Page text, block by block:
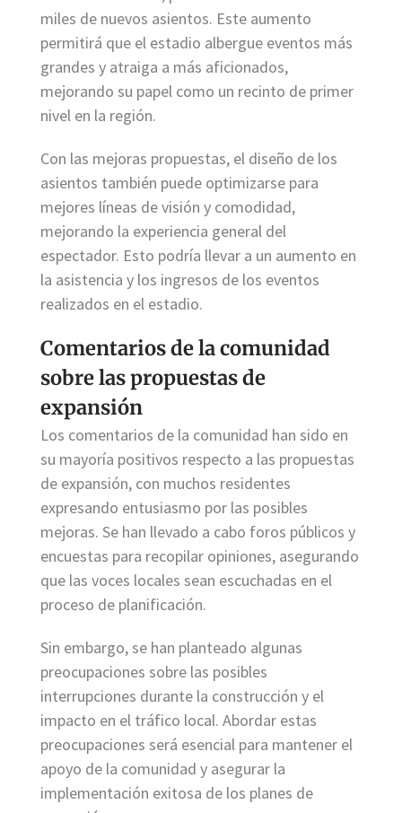
miles de nuevos asientos. Este aumento
permitirá que el estadio albergue eventos más
grandes y atraiga a más aficionados,
mejorando su papel como un recinto de primer
nivel en la región.
Con las mejoras propuestas, el diseño de los
asientos también puede optimizarse para
mejores líneas de visión y comodidad,
mejorando la experiencia general del
espectador. Esto podría llevar a un aumento en
la asistencia y los ingresos de los eventos
realizados en el estadio.
Comentarios de la comunidad
sobre las propuestas de
expansión
Los comentarios de la comunidad han sido en
su mayoría positivos respecto a las propuestas
de expansión, con muchos residentes
expresando entusiasmo por las posibles
mejoras. Se han llevado a cabo foros públicos y
encuestas para recopilar opiniones, asegurando
que las voces locales sean escuchadas en el
proceso de planificación.
Sin embargo, se han planteado algunas
preocupaciones sobre las posibles
interrupciones durante la construcción y el
impacto en el tráfico local. Abordar estas
preocupaciones será esencial para mantener el
apoyo de la comunidad y asegurar la
implementación exitosa de los planes de